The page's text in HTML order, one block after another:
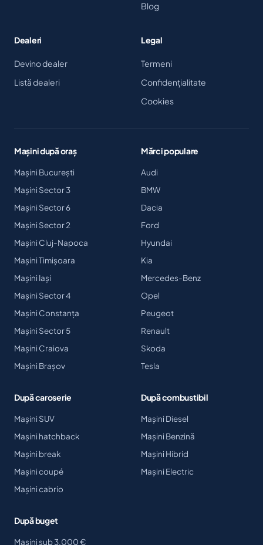
Blog
Dealeri
Devino dealer
Listă dealeri
Legal
Termeni
Confidențialitate
Cookies
Mașini după oraș
Mașini București
Mașini Sector 3
Mașini Sector 6
Mașini Sector 2
Mașini Cluj-Napoca
Mașini Timișoara
Mașini Iași
Mașini Sector 4
Mașini Constanța
Mașini Sector 5
Mașini Craiova
Mașini Brașov
Mărci populare
Audi
BMW
Dacia
Ford
Hyundai
Kia
Mercedes-Benz
Opel
Peugeot
Renault
Skoda
Tesla
După caroserie
Mașini SUV
Mașini hatchback
Mașini break
Mașini coupé
Mașini cabrio
După combustibil
Mașini Diesel
Mașini Benzină
Mașini Hibrid
Mașini Electric
După buget
Mașini sub 3.000 €